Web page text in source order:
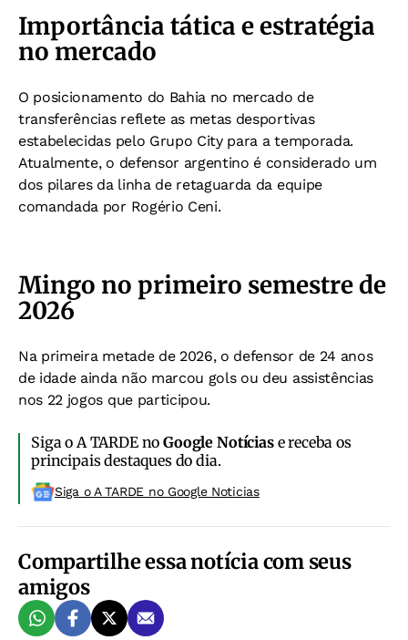
Importância tática e estratégia
no mercado
O posicionamento do Bahia no mercado de
transferências reflete as metas desportivas
estabelecidas pelo Grupo City para a temporada.
Atualmente, o defensor argentino é considerado um
dos pilares da linha de retaguarda da equipe
comandada por Rogério Ceni.
Mingo no primeiro semestre de
2026
Na primeira metade de 2026, o defensor de 24 anos
de idade ainda não marcou gols ou deu assistências
nos 22 jogos que participou.
Siga o A TARDE noGoogle Notíciase receba os
principais destaques do dia.
Siga o A TARDE no Google Noticias
Compartilhe essa notícia com seus
amigos